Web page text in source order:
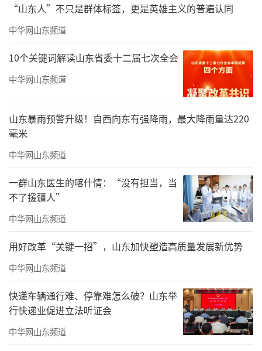
“山东人”不只是群体标签，更是英雄主义的普遍认同
中华网山东频道
10个关键词解读山东省委十二届七次全会
中华网山东频道
山东暴雨预警升级！自西向东有强降雨，最大降雨量达220
毫米
中华网山东频道
一群山东医生的喀什情：“没有担当，当
不了援疆人”
中华网山东频道
用好改革“关键一招”，山东加快塑造高质量发展新优势
中华网山东频道
快递车辆通行难、停靠难怎么破？山东举
行快递业促进立法听证会
中华网山东频道